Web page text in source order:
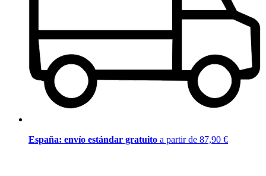
España: envío estándar gratuito a partir de 87,90 €